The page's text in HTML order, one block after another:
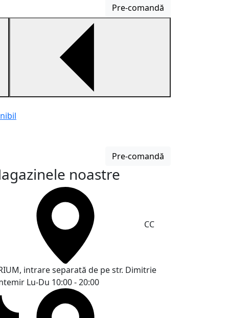
Pre-comandă
Pre-comandă
noastre
CC
intrare separată de pe str. Dimitrie
Lu-Du 10:00 - 20:00